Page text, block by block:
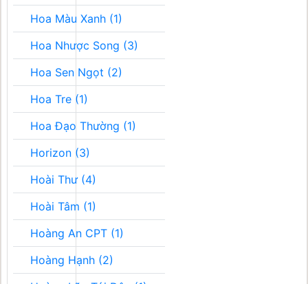
Hoa Màu Xanh (1)
Hoa Nhược Song (3)
Hoa Sen Ngọt (2)
Hoa Tre (1)
Hoa Đạo Thường (1)
Horizon (3)
Hoài Thư (4)
Hoài Tâm (1)
Hoàng An CPT (1)
Hoàng Hạnh (2)